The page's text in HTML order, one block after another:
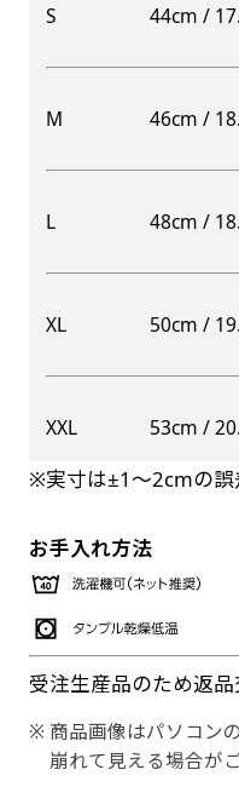
S 44cm /
M 46cm /
L 48cm /
XL 50cm /
XXL 53cm /
※実寸は±1〜2cmの誤
お手入れ方法
受注生産品のため返品
商品画像はパソコン
崩れて見える場合が